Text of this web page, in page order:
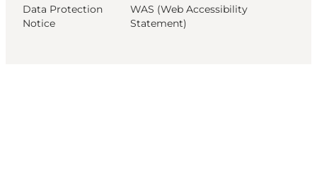
Data Protection
Notice
WAS (Web Accessibility
Statement)